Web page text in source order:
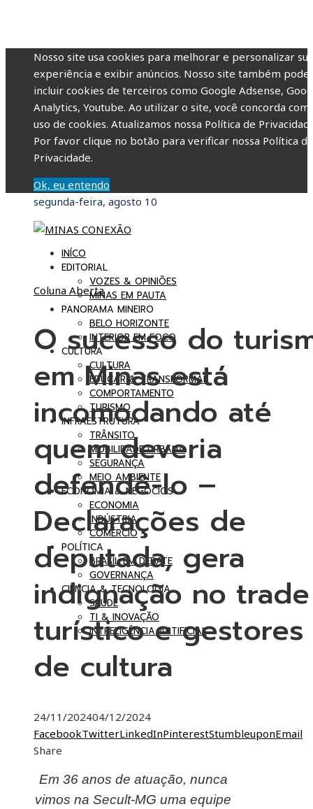
Nosso site usa cookies para melhorar e personalizar sua
experiência e exibir anúncios. Nosso site também pode
incluir cookies de terceiros como Google Adsense,
Analytics, Youtube. Ao utilizar o site, você concorda com
uso de cookies. Atualizamos nossa Política de
Por favor clique no botão para verificar nossa Política de
Privacidade.
Ok, eu entendo
segunda-feira, agosto 10
INÍCO
EDITORIAL
VOZES & OPINIÕES
MINAS EM PAUTA
PANORAMA MINEIRO
BELO HORIZONTE
INTERIOR EM FOCO
CULTURA
CULTURA
EDUCAR & TRANSFORMAR
COMPORTAMENTO
TURISMO
INFRAESTRUTURA
TRÂNSITO
MOBILIDADE URBANA
SEGURANÇA
MEIO AMBIENTE
ECONOMIA & NEGÓCIOS
ECONOMIA
INDÚSTRIA
COMÉRCIO
POLÍTICA
BRASIL EM DEBATE
GOVERNANÇA
CIÊNCIA & TECNOLOGIA
SAÚDE
TI & INOVAÇÃO
INTRELIGÊNCIA ARTIFICIAL
Coluna Aberta
O sucesso do
em Minas está
incomodando até
quem deveria
defendê-lo –
Declarações de
deputada, gera
indignação no trade
turístico e gestores
de cultura
24/11/202404/12/2024
FacebookTwitterLinkedInPinterestStumbleuponEmail
Share
Em 36 anos de atuação, nunca
vimos na Secult-MG uma equipe